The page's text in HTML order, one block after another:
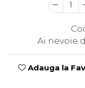
Ai nevoie
Adauga la